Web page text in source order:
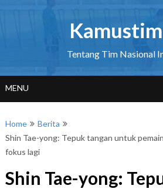
Tentang Tim Nasional
MENU
Home
Berita
Shin Tae-yong: Tepuk tangan untuk
fokus lagi
Shin Tae-yong: